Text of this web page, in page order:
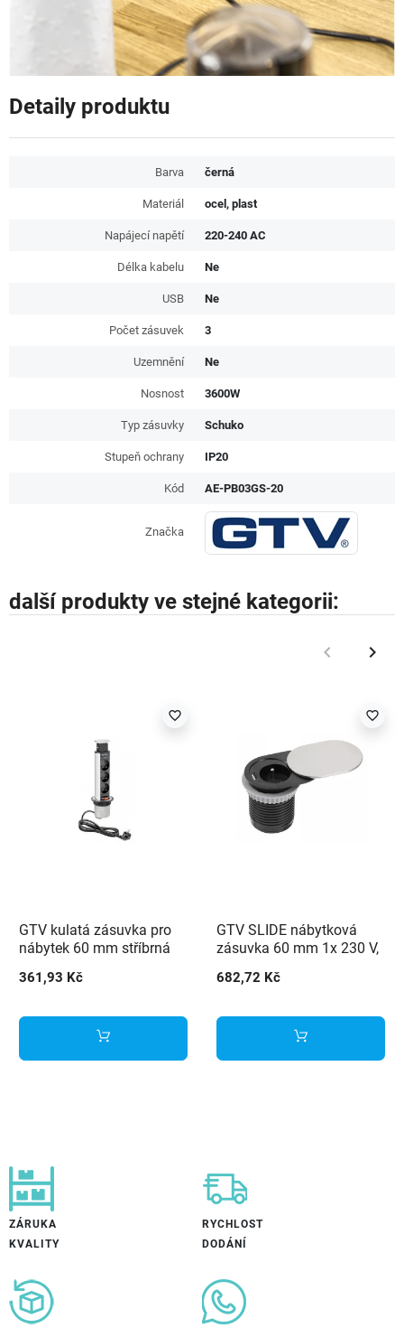
Detaily produktu
Barva černá
Materiál ocel, plast
Napájecí napětí 220-240 AC
Délka kabelu Ne
USB Ne
Počet zásuvek 3
Uzemnění Ne
Nosnost 3600W
Typ zásuvky Schuko
Stupeň ochrany IP20
Kód AE-PB03GS-20
Značka
další produkty ve stejné kategorii:
Předchozí
keyboard_arrow_left Další
keyboard_arrow_right
favorite_border
GTV kulatá zásuvka pro
nábytek 60 mm stříbrná
361,93 Kč
favorite_border
GTV SLIDE nábytková
zásuvka 60 mm 1x 230 V,
682,72 Kč
ZÁRUKA
KVALITY
RYCHLOST
DODÁNÍ